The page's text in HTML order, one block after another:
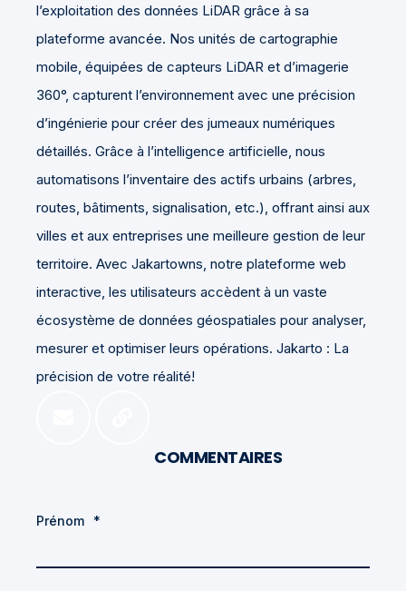
l’exploitation des données LiDAR grâce à sa
plateforme avancée. Nos unités de cartographie
mobile, équipées de capteurs LiDAR et d’imagerie
360°, capturent l’environnement avec une précision
d’ingénierie pour créer des jumeaux numériques
détaillés. Grâce à l’intelligence artificielle, nous
automatisons l’inventaire des actifs urbains (arbres,
routes, bâtiments, signalisation, etc.), offrant ainsi aux
villes et aux entreprises une meilleure gestion de leur
territoire. Avec Jakartowns, notre plateforme web
interactive, les utilisateurs accèdent à un vaste
écosystème de données géospatiales pour analyser,
mesurer et optimiser leurs opérations. Jakarto : La
précision de votre réalité!
COMMENTAIRES
Prénom *